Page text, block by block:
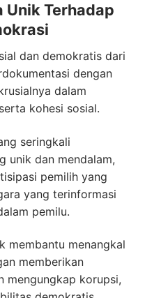
Unik Terhadap
dan demokratis dari
dengan
dalam
kohesi sosial.
seringkali
unik dan mendalam,
pemilih yang
yang terinformasi
pemilu.
membantu menangkal
memberikan
mengungkap korupsi,